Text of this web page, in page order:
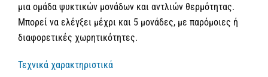
μια ομάδα ψυκτικών μονάδων και αντλιών θερμότητας.
Μπορεί να ελέγξει μέχρι και 5 μονάδες, με παρόμοιες ή
διαφορετικές χωρητικότητες.
Τεχνικά χαρακτηριστικά